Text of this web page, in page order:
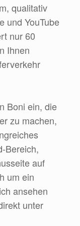
qualitativ
und YouTube
nur 60
Ihnen
Boni ein, die
zu machen,
Bereich,
auf
um ein
ansehen
unter